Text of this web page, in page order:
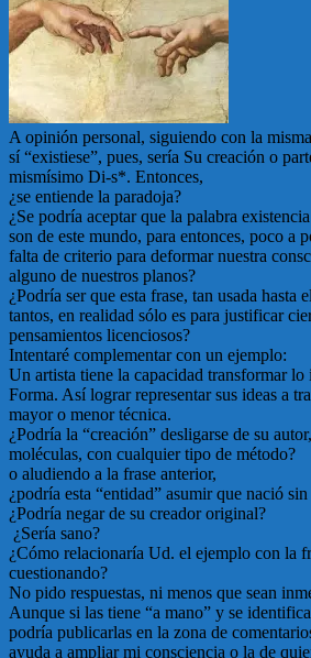
A opinión personal, siguiendo con la
sí “existiese”, pues, sería Su creación o
mismísimo Di-s*. Entonces,
¿se entiende la paradoja?
¿Se podría aceptar que la palabra
son de este mundo, para entonces, poco a
falta de criterio para deformar nuestra
alguno de nuestros planos?
¿Podría ser que esta frase, tan usada hasta
tantos, en realidad sólo es para justificar
pensamientos licenciosos?
Intentaré complementar con un ejemplo:
Un artista tiene la capacidad transformar
Forma. Así lograr representar sus ideas a
mayor o menor técnica.
¿Podría la “creación” desligarse de su
moléculas, con cualquier tipo de método?
o aludiendo a la frase anterior,
¿podría esta “entidad” asumir que nació sin
¿Podría negar de su creador original?
¿Sería sano?
¿Cómo relacionaría Ud. el ejemplo con la
cuestionando?
No pido respuestas, ni menos que sean
Aunque si las tiene “a mano” y se
podría publicarlas en la zona de
ayuda a ampliar mi consciencia o la de